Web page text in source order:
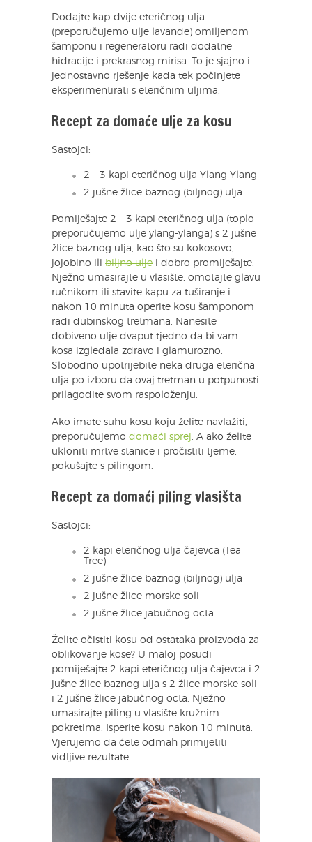
Dodajte kap-dvije eteričnog ulja
(preporučujemo ulje lavande) omiljenom
šamponu i regeneratoru radi dodatne
hidracije i prekrasnog mirisa. To je sjajno i
jednostavno rješenje kada tek počinjete
eksperimentirati s eteričnim uljima.
Recept za domaće ulje za kosu
Sastojci:
2 – 3 kapi eteričnog ulja Ylang Ylang
2 jušne žlice baznog (biljnog) ulja
Pomiješajte 2 – 3 kapi eteričnog ulja (toplo
preporučujemo ulje ylang-ylanga) s 2 jušne
žlice baznog ulja, kao što su kokosovo,
jojobino ili biljno ulje i dobro promiješajte.
Nježno umasirajte u vlasište, omotajte glavu
ručnikom ili stavite kapu za tuširanje i
nakon 10 minuta operite kosu šamponom
radi dubinskog tretmana. Nanesite
dobiveno ulje dvaput tjedno da bi vam
kosa izgledala zdravo i glamurozno.
Slobodno upotrijebite neka druga eterična
ulja po izboru da ovaj tretman u potpunosti
prilagodite svom raspoloženju.
Ako imate suhu kosu koju želite navlažiti,
preporučujemo domaći sprej. A ako želite
ukloniti mrtve stanice i pročistiti tjeme,
pokušajte s pilingom.
Recept za domaći piling vlasišta
Sastojci:
2 kapi eteričnog ulja čajevca (Tea
Tree)
2 jušne žlice baznog (biljnog) ulja
2 jušne žlice morske soli
2 jušne žlice jabučnog octa
Želite očistiti kosu od ostataka proizvoda za
oblikovanje kose? U maloj posudi
pomiješajte 2 kapi eteričnog ulja čajevca i 2
jušne žlice baznog ulja s 2 žlice morske soli
i 2 jušne žlice jabučnog octa. Nježno
umasirajte piling u vlasište kružnim
pokretima. Isperite kosu nakon 10 minuta.
Vjerujemo da ćete odmah primijetiti
vidljive rezultate.